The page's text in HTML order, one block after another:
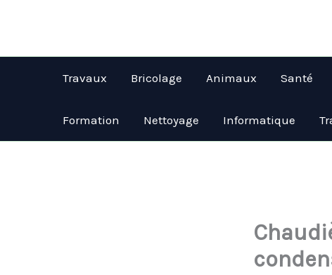
Travaux Bricolage Animaux Santé
Formation Nettoyage Informatique